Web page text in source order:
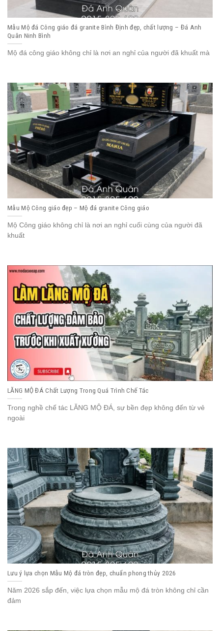
Mẫu Mộ đá Công giáo đá granite Bình Định đẹp, chất lượng – Đá Anh
Quân Ninh Bình
Mộ đá công giáo không chỉ là nơi an nghỉ của người đã khuất mà
Mẫu Mộ Công giáo đẹp – Mộ đá granite Công giáo
Mộ Công giáo không chỉ là nơi an nghỉ cuối cùng của người đã
khuất
LĂNG MỘ ĐÁ Chất Lượng Trong Quá Trình Chế Tác
Trong nghề chế tác LĂNG MỘ ĐÁ, sự bền đẹp không đến từ vẻ
ngoài
Lưu ý lựa chọn Mẫu Mộ đá tròn đẹp, chuẩn phong thủy 2026
Năm 2026 sắp đến, việc lựa chọn mẫu mộ đá tròn không chỉ cần
đảm